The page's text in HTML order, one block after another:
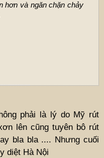
hơn và ngăn chặn chảy
phải là lý do Mỹ rút
lên cũng tuyên bô rút
bla bla .... Nhưng cuối
diệt Hà Nội